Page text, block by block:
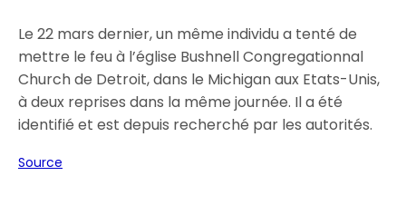
Le 22 mars dernier, un même individu a tenté de
mettre le feu à l’église Bushnell Congregationnal
Church de Detroit, dans le Michigan aux Etats-Unis,
à deux reprises dans la même journée. Il a été
identifié et est depuis recherché par les autorités.
Source